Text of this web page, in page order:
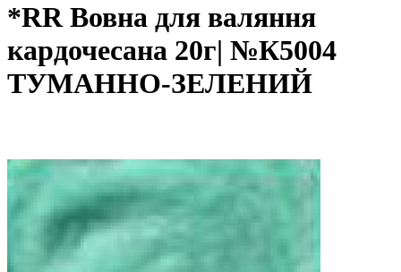
*RR Вовна для валяння
кардочесана 20г| №К5004
ТУМАННО-ЗЕЛЕНИЙ